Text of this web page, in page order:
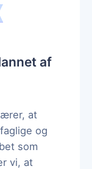
af
at
og
som
vi, at